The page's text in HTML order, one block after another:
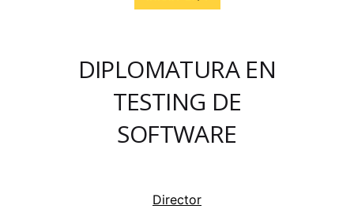
DIPLOMATURA EN
TESTING DE
SOFTWARE
Director